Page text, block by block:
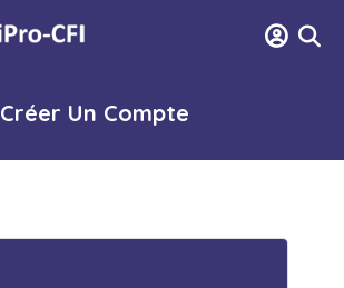
Créer Un Compte